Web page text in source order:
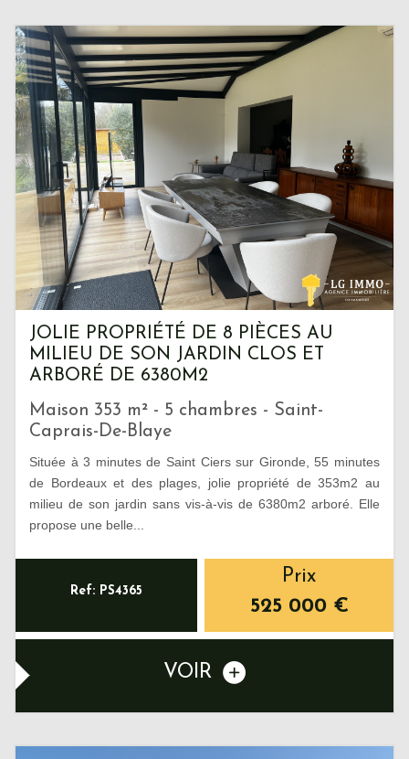
JOLIE PROPRIÉTÉ DE 8 PIÈCES AU
MILIEU DE SON JARDIN CLOS ET
ARBORÉ DE 6380M2
Maison 353 m² - 5 chambres - Saint-
Caprais-De-Blaye
Située à 3 minutes de Saint Ciers sur Gironde, 55 minutes
de Bordeaux et des plages, jolie propriété de 353m2 au
milieu de son jardin sans vis-à-vis de 6380m2 arboré. Elle
propose une belle...
Ref: PS4365
Prix
525 000 €
VOIR